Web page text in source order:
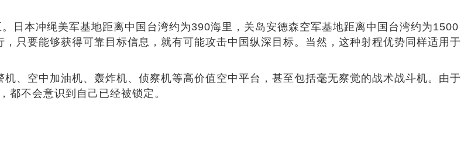
日本冲绳美军基地距离中国台湾约为390海里，关岛安德森空军基地距离中国台湾约为1500
只要能够获得可靠目标信息，就有可能攻击中国纵深目标。当然，这种射程优势同样适用于
、空中加油机、轰炸机、侦察机等高价值空中平台，甚至包括毫无察觉的战术战斗机。由于
都不会意识到自己已经被锁定。